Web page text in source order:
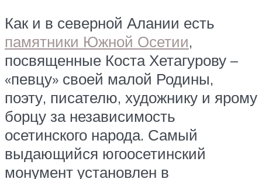
Как и в северной Алании есть
памятники Южной Осетии,
посвященные Коста Хетагурову –
«певцу» своей малой Родины,
поэту, писателю, художнику и ярому
борцу за независимость
осетинского народа. Самый
выдающийся югоосетинский
монумент установлен в